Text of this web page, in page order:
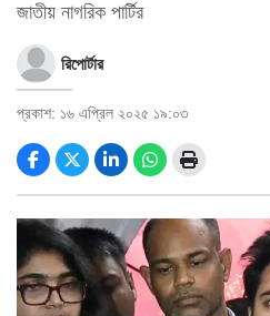
পর্যটন
জীবনযাপন
ধর্ম
ভিডিও
জাতীয় নাগরিক পার্টির
রিপোর্টার
প্রকাশ: ১৬ এপ্রিল ২০২৫ ১৯:০৩